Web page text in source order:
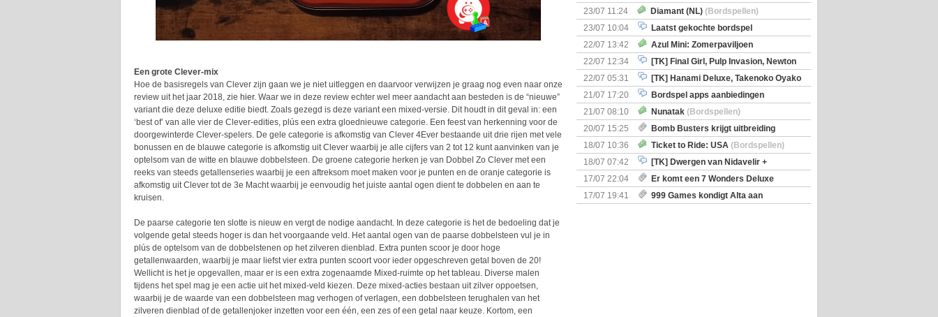
Een grote Clever-mix
Hoe de basisregels van Clever zijn gaan we je niet uitleggen en daarvoor verwijzen je graag nog even naar onze
review uit het jaar 2018, zie hier. Waar we in deze review echter wel meer aandacht aan besteden is de “nieuwe”
variant die deze deluxe editie biedt. Zoals gezegd is deze variant een mixed-versie. Dit houdt in dit geval in: een
‘best of’ van alle vier de Clever-edities, plús een extra gloednieuwe categorie. Een feest van herkenning voor de
doorgewinterde Clever-spelers. De gele categorie is afkomstig van Clever 4Ever bestaande uit drie rijen met vele
bonussen en de blauwe categorie is afkomstig uit Clever waarbij je alle cijfers van 2 tot 12 kunt aanvinken van je
optelsom van de witte en blauwe dobbelsteen. De groene categorie herken je van Dobbel Zo Clever met een
reeks van steeds getallenseries waarbij je een aftreksom moet maken voor je punten en de oranje categorie is
afkomstig uit Clever tot de 3e Macht waarbij je eenvoudig het juiste aantal ogen dient te dobbelen en aan te
kruisen.
De paarse categorie ten slotte is nieuw en vergt de nodige aandacht. In deze categorie is het de bedoeling dat je
volgende getal steeds hoger is dan het voorgaande veld. Het aantal ogen van de paarse dobbelsteen vul je in
plús de optelsom van de dobbelstenen op het zilveren dienblad. Extra punten scoor je door hoge
getallenwaarden, waarbij je maar liefst vier extra punten scoort voor ieder opgeschreven getal boven de 20!
Wellicht is het je opgevallen, maar er is een extra zogenaamde Mixed-ruimte op het tableau. Diverse malen
tijdens het spel mag je een actie uit het mixed-veld kiezen. Deze mixed-acties bestaan uit zilver oppoetsen,
waarbij je de waarde van een dobbelsteen mag verhogen of verlagen, een dobbelsteen terughalen van het
zilveren dienblad of de getallenjoker inzetten voor een één, een zes of een getal naar keuze. Kortom, een
(Bordspellen)
23/07 11:24 Diamant (NL) (Bordspellen)
23/07 10:04
Laatst gekochte bordspel
22/07 13:42
Azul Mini: Zomerpaviljoen
(Bordspellen)
22/07 12:34
[TK] Final Girl, Pulp Invasion, Newton
& Great Discoveries
22/07 05:31
[TK] Hanami Deluxe, Takenoko Oyako
bigbox
21/07 17:20
Bordspel apps aanbiedingen
21/07 08:10
Nunatak (Bordspellen)
20/07 15:25
Bomb Busters krijgt uitbreiding
genaamd Pro Kit
18/07 10:36 Ticket to Ride: USA (Bordspellen)
18/07 07:42
[TK] Dwergen van Nidavelir +
Sherlock Holmes Consulting Detective
17/07 22:04
Er komt een 7 Wonders Deluxe
Monsterbox
17/07 19:41 999 Games kondigt Alta aan